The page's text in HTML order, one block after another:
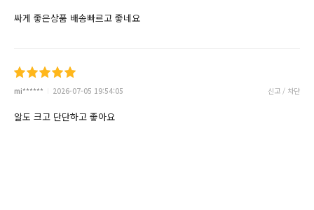
싸게 좋은상품 배송빠르고 좋네요
mi****** 2026-07-05 19:54:05 신고 / 차단
알도 크고 단단하고 좋아요